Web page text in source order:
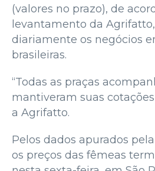
(valores no prazo), de
levantamento da
diariamente os negócios
brasileiras.
“Todas as praças
mantiveram suas
a Agrifatto.
Pelos dados apurados
os preços das fêmeas